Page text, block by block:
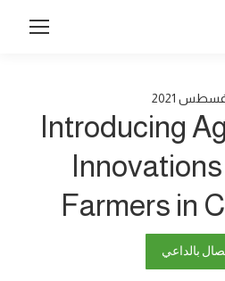
2021
Introducing
Farmers in
بالداعي